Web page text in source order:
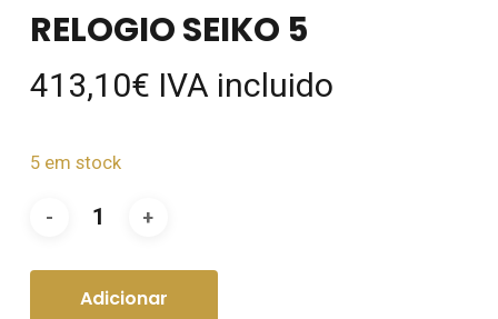
RELOGIO SEIKO 5
413,10€ IVA incluido
5 em stock
Adicionar